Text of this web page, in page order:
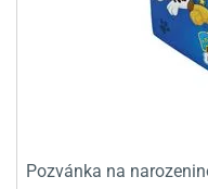
Pozvánka na